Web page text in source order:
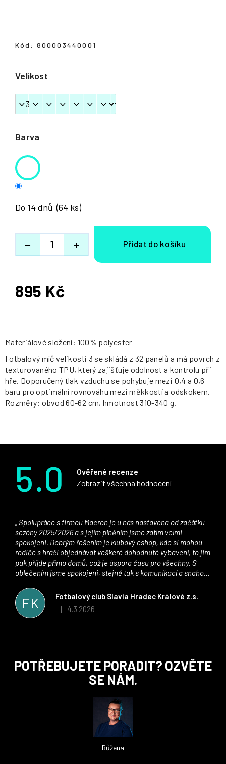
Barva
Velikost
Do 14 dnů (64 ks)
+
−
Kód: 800003440001
895 Kč
Měrná
Materiálové složení: 100% polyester
Fotbalový míč velikosti 3 se skládá z 32 panelů a má povrch z
texturovaného TPU, který zajišťuje odolnost a kontrolu při
hře. Doporučený tlak vzduchu se pohybuje mezi 0,4 a 0,6
baru pro optimální rovnováhu mezi měkkostí a odskokem.
Rozměry: obvod 60-62 cm, hmotnost 310-340 g.
5.0
Ověřené recenze
Zobrazit všechna hodnocení
FK
Fotbalový club Slavia Hradec Králové z.s.
Hodnocení obchodu je 5 z 5 hvězdiček.
| 4.3.2026
sezóny 2025/2026 a s jejím plněním jsme zatím velmi
spokojeni. Dobrým řešením je klubový eshop, kde si mohou
rodiče s hráči objednávat veškeré dohodnuté vybavení, to jim
pak přijde přímo domů, což je úspora času pro všechny. S
oblečením jsme spokojeni, stejně tak s komunikací a snahou
stran. Věříme, že v tomto duchu bude spolupráce pokračovat
i nadále, nyní už začínáme řešit i první sady dresů ;)
POTŘEBUJETE PORADIT? OZVĚTE
SE NÁM.
Růžena